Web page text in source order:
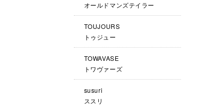
オールドマンズテイラー
TOUJOURS
トゥジュー
TOWAVASE
トワヴァーズ
susuri
ススリ